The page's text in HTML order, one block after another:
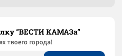
“ВЕСТИ КАМАЗа”
твоего города!